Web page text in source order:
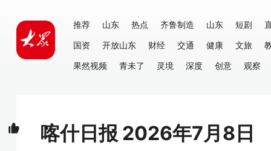
推荐 山东 热点 齐鲁制造 山东 短剧
国资
开放山东 财经 交通 健康 文旅
果然视频
青未了 灵境 深度 创意 观察
喀什日报 2026年7月8日